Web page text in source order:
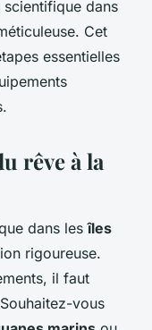
scientifique dans
Cet
essentielles
rêve à la
dans lesîles
rigoureuse.
il faut
vous